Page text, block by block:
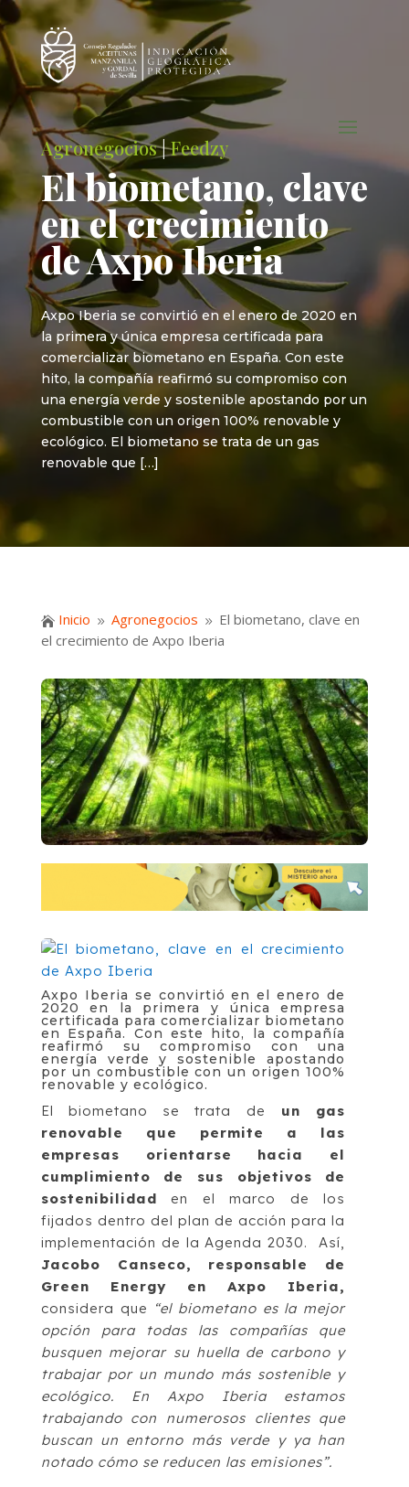
Agronegocios|Feedzy
El biometano, clave
en el crecimiento
de Axpo Iberia
Axpo Iberia se convirtió en el enero de 2020 en
la primera y única empresa certificada para
comercializar biometano en España. Con este
hito, la compañía reafirmó su compromiso con
una energía verde y sostenible apostando por un
combustible con un origen 100% renovable y
ecológico. El biometano se trata de un gas
renovable que […]
 Inicio 9 Agronegocios 9 El biometano, clave en
el crecimiento de Axpo Iberia
Axpo Iberia se convirtió en el enero de
2020 en la primera y única empresa
certificada para comercializar biometano
en España. Con este hito, la compañía
reafirmó su compromiso con una
energía verde y sostenible apostando
por un combustible con un origen 100%
renovable y ecológico.
El biometano se trata de un gas
renovable que permite a las
empresas orientarse hacia el
cumplimiento de sus objetivos de
sostenibilidad en el marco de los
fijados dentro del plan de acción para la
implementación de la Agenda 2030. Así,
Jacobo Canseco, responsable de
Green Energy en Axpo Iberia,
considera que “el biometano es la mejor
opción para todas las compañías que
busquen mejorar su huella de carbono y
trabajar por un mundo más sostenible y
ecológico. En Axpo Iberia estamos
trabajando con numerosos clientes que
buscan un entorno más verde y ya han
notado cómo se reducen las emisiones”.